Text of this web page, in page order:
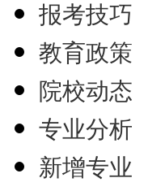
报考技巧
教育政策
院校动态
专业分析
新增专业